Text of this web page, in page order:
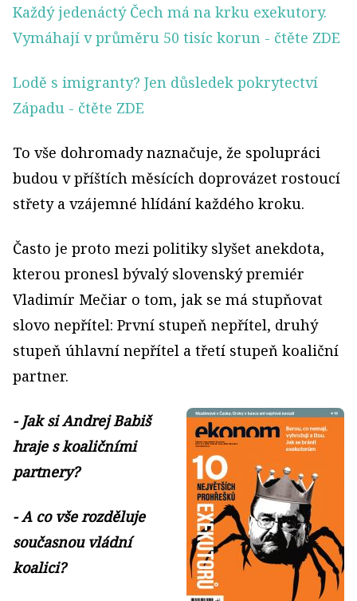
Každý jedenáctý Čech má na krku exekutory.
Vymáhají v průměru 50 tisíc korun - čtěte ZDE
Lodě s imigranty? Jen důsledek pokrytectví
Západu - čtěte ZDE
To vše dohromady naznačuje, že spolupráci
budou v příštích měsících doprovázet rostoucí
střety a vzájemné hlídání každého kroku.
Často je proto mezi politiky slyšet anekdota,
kterou pronesl bývalý slovenský premiér
Vladimír Mečiar o tom, jak se má stupňovat
slovo nepřítel: První stupeň nepřítel, druhý
stupeň úhlavní nepřítel a třetí stupeň koaliční
partner.
- Jak si Andrej Babiš
hraje s koaličními
partnery?
- A co vše rozděluje
současnou vládní
koalici?